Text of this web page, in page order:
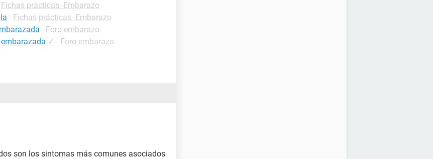
Fichas prácticas -Embarazo
- Fichas prácticas -Embarazo
- Foro embarazo
✓ - Foro embarazo
son los sintomas más comunes asociados